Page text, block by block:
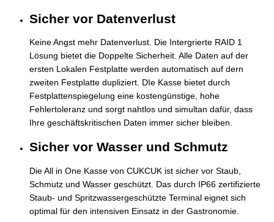
Sicher vor Datenverlust
Keine Angst mehr Datenverlust. Die Intergrierte RAID 1
Lösung bietet die Doppelte Sicherheit. Alle Daten auf der
ersten Lokalen Festplatte werden automatisch auf dern
zweiten Festplatte dupliziert. DIe Kasse bietet durch
Festplattenspiegelung eine kostengünstige, hohe
Fehlertoleranz und sorgt nahtlos und simultan dafür, dass
Ihre geschäftskritischen Daten immer sicher bleiben.
Sicher vor Wasser und Schmutz
Die All in One Kasse von CUKCUK ist sicher vor Staub,
Schmutz und Wasser geschützt. Das durch IP66 zertifizierte
Staub- und Spritzwassergeschützte Terminal eignet sich
optimal für den intensiven Einsatz in der Gastronomie.